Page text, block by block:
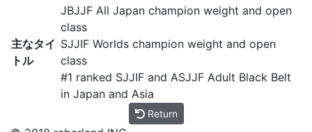
主なタイ
トル
JBJJF All Japan champion weight and open
class
SJJIF Worlds champion weight and open
class
#1 ranked SJJIF and ASJJF Adult Black Belt
in Japan and Asia
Return